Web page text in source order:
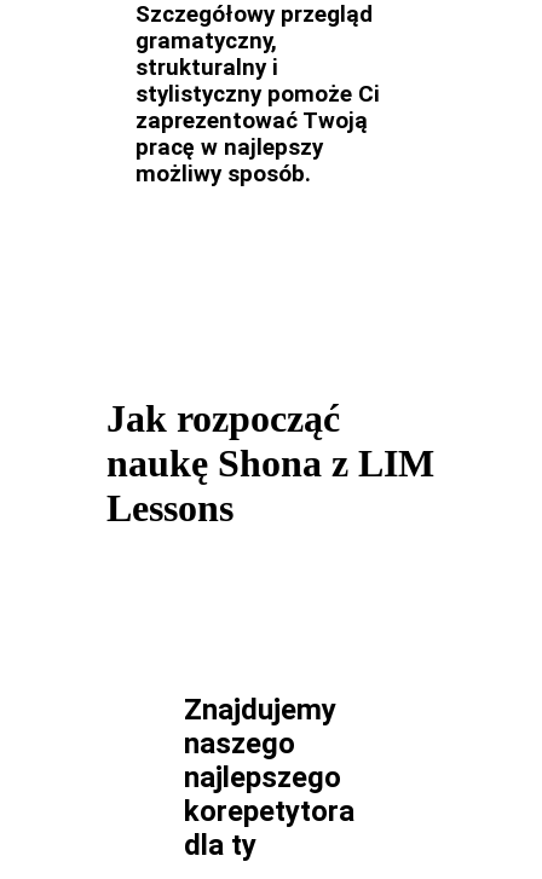
Szczegółowy przegląd
gramatyczny,
strukturalny i
stylistyczny pomoże Ci
zaprezentować Twoją
pracę w najlepszy
możliwy sposób.
Jak rozpocząć
naukę Shona z LIM
Lessons
Znajdujemy
naszego
najlepszego
korepetytora
dla ty